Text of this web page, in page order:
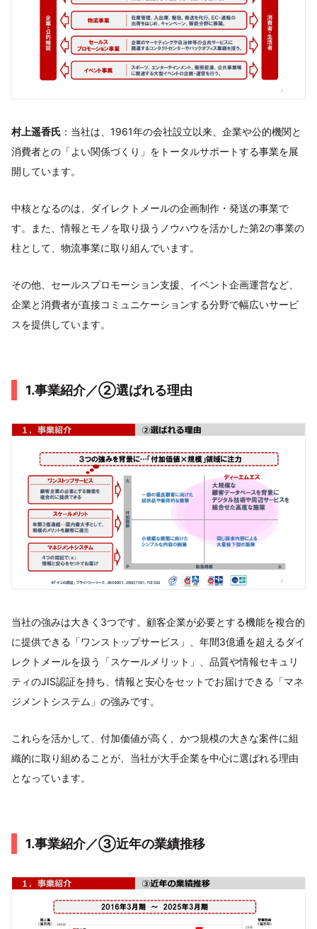
村上遥香氏 ：当社は、1961年の会社設立以来、企業や公的機関と
消費者との「よい関係づくり」をトータルサポートする事業を展
開しています。
中核となるのは、ダイレクトメールの企画制作・発送の事業で
す。また、情報とモノを取り扱うノウハウを活かした第2の事業の
柱として、物流事業に取り組んでいます。
その他、セールスプロモーション支援、イベント企画運営など、
企業と消費者が直接コミュニケーションする分野で幅広いサービ
スを提供しています。
1.事業紹介／②選ばれる理由
当社の強みは大きく3つです。顧客企業が必要とする機能を複合的
に提供できる「ワンストップサービス」、年間3億通を超えるダイ
レクトメールを扱う「スケールメリット」、品質や情報セキュリ
ティのJIS認証を持ち、情報と安心をセットでお届けできる「マネ
ジメントシステム」の強みです。
これらを活かして、付加価値が高く、かつ規模の大きな案件に組
織的に取り組めることが、当社が大手企業を中心に選ばれる理由
となっています。
1.事業紹介／③近年の業績推移